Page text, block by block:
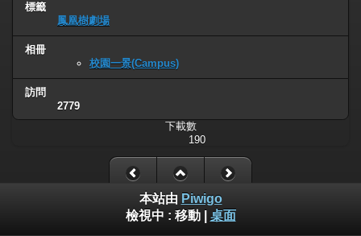
標籤
鳳凰樹劇場
相冊
校園一景(Campus)
訪問
2779
下載數
190
本站由 Piwigo
檢視中 : 移動| 桌面